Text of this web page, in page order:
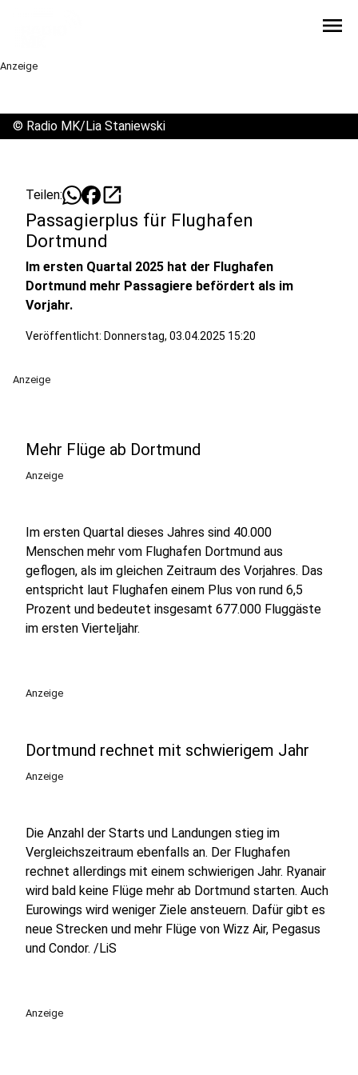
menu
Anzeige
© Radio MK/Lia Staniewski
Teilen: open_in_new
Passagierplus für Flughafen
Dortmund
Im ersten Quartal 2025 hat der Flughafen
Dortmund mehr Passagiere befördert als im
Vorjahr.
Veröffentlicht: Donnerstag, 03.04.2025 15:20
Anzeige
Mehr Flüge ab Dortmund
Anzeige
Im ersten Quartal dieses Jahres sind 40.000
Menschen mehr vom Flughafen Dortmund aus
geflogen, als im gleichen Zeitraum des Vorjahres. Das
entspricht laut Flughafen einem Plus von rund 6,5
Prozent und bedeutet insgesamt 677.000 Fluggäste
im ersten Vierteljahr.
Anzeige
Dortmund rechnet mit schwierigem Jahr
Anzeige
Die Anzahl der Starts und Landungen stieg im
Vergleichszeitraum ebenfalls an. Der Flughafen
rechnet allerdings mit einem schwierigen Jahr. Ryanair
wird bald keine Flüge mehr ab Dortmund starten. Auch
Eurowings wird weniger Ziele ansteuern. Dafür gibt es
neue Strecken und mehr Flüge von Wizz Air, Pegasus
und Condor. /LiS
Anzeige